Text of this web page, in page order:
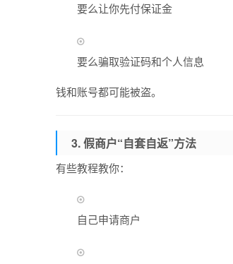
要么让你先付保证金
要么骗取验证码和个人信息
钱和账号都可能被盗。
3.假商户“自套自返”方法
有些教程教你：
自己申请商户